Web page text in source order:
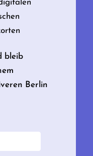
bleib
Berlin